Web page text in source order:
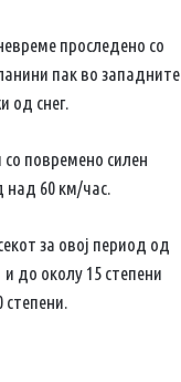
проследено со
пак во западните
од снег.
повремено силен
над 60 км/час.
за овој период од
до околу 15 степени